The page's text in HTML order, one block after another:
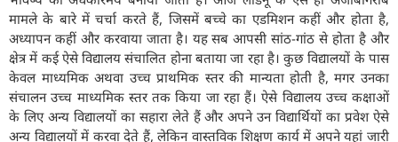
मामले के बारे में चर्चा करते हैं, जिसमें बच्चे का एडमिशन कहीं और होता है,
अध्यापन कहीं और करवाया जाता है। यह सब आपसी सांठ-गांठ से होता है और
क्षेत्र में कई ऐसे विद्यालय संचालित होना बताया जा रहा है। कुछ विद्यालयों के पास
केवल माध्यमिक अथवा उच्च प्राथमिक स्तर की मान्यता होती है, मगर उनका
संचालन उच्च माध्यमिक स्तर तक किया जा रहा हैं। ऐसे विद्यालय उच्च कक्षाओं
के लिए अन्य विद्यालयों का सहारा लेते हैं और अपने उन विद्यार्थियों का प्रवेश ऐसे
अन्य विद्यालयों में करवा देते हैं, लेकिन वास्तविक शिक्षण कार्य में अपने यहां जारी